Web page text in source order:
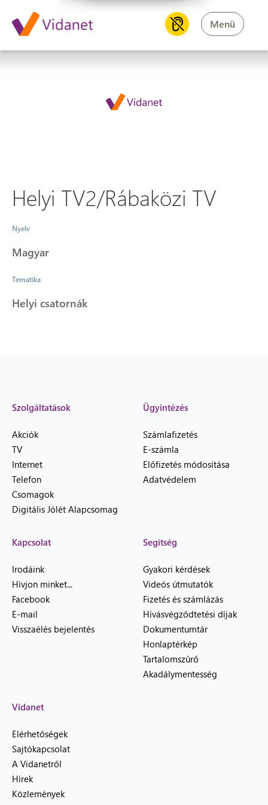
Menü
Helyi TV2/Rábaközi TV
Helyi TV2/Rábaközi TV
Nyelv
Magyar
Tematika
Helyi csatornák
Szolgáltatások
Akciók
TV
Internet
Telefon
Csomagok
Digitális Jólét Alapcsomag
Ügyintézés
Számlafizetés
E-számla
Előfizetés módosítása
Adatvédelem
Kapcsolat
Irodáink
Hívjon minket...
Facebook
E-mail
Visszaélés bejelentés
Segítség
Gyakori kérdések
Videós útmutatók
Fizetés és számlázás
Hívásvégződtetési díjak
Dokumentumtár
Honlaptérkép
Tartalomszűrő
Akadálymentesség
Vidanet
Elérhetőségek
Sajtókapcsolat
A Vidanetről
Hírek
Közlemények